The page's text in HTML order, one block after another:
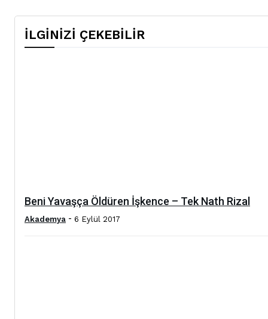
İLGİNİZİ ÇEKEBİLİR
Beni Yavaşça Öldüren İşkence – Tek Nath Rizal
Akademya - 6 Eylül 2017